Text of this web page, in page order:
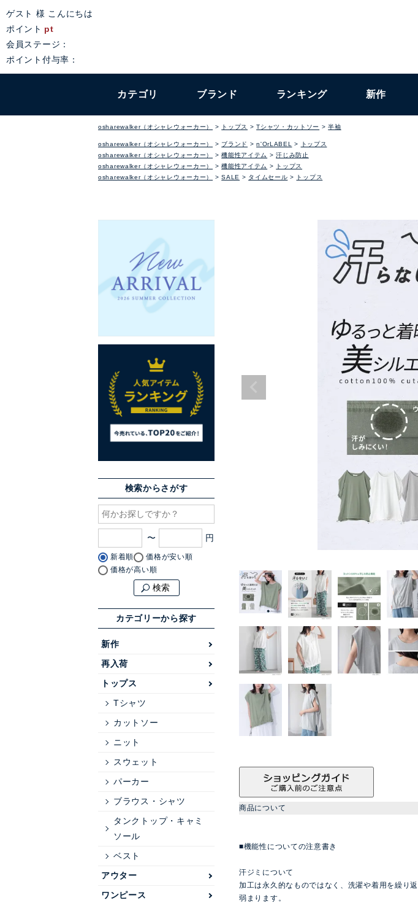
ゲスト 様 こんにちは
ポイント pt
会員ステージ：
ポイント付与率：
カテゴリ ブランド ランキング 新作
osharewalker（オシャレウォーカー） トップス Tシャツ・カットソー 半袖
osharewalker（オシャレウォーカー） ブランド n'OrLABEL
トップス
osharewalker（オシャレウォーカー）
機能性アイテム
汗じみ防止
osharewalker（オシャレウォーカー）
機能性アイテム
トップス
osharewalker（オシャレウォーカー）
SALE タイムセール トップス
検索からさがす
〜
新着順
価格が安い順
価格が高い順
検索
カテゴリーから探す
新作
再入荷
トップス
Tシャツ
カットソー
ニット
スウェット
パーカー
ブラウス・シャツ
タンクトップ・キャミ
ソール
ベスト
アウター
ワンピース
商品について
■機能性についての注意書き
汗ジミについて
加工は永久的なものではなく、洗濯や着用を繰り
弱まります。